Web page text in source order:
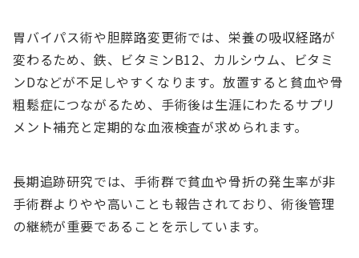
胃バイパス術や胆膵路変更術では、栄養の吸収経路が
変わるため、鉄、ビタミンB12、カルシウム、ビタミ
ンDなどが不足しやすくなります。放置すると貧血や骨
粗鬆症につながるため、手術後は生涯にわたるサプリ
メント補充と定期的な血液検査が求められます。
長期追跡研究では、手術群で貧血や骨折の発生率が非
手術群よりやや高いことも報告されており、術後管理
の継続が重要であることを示しています。